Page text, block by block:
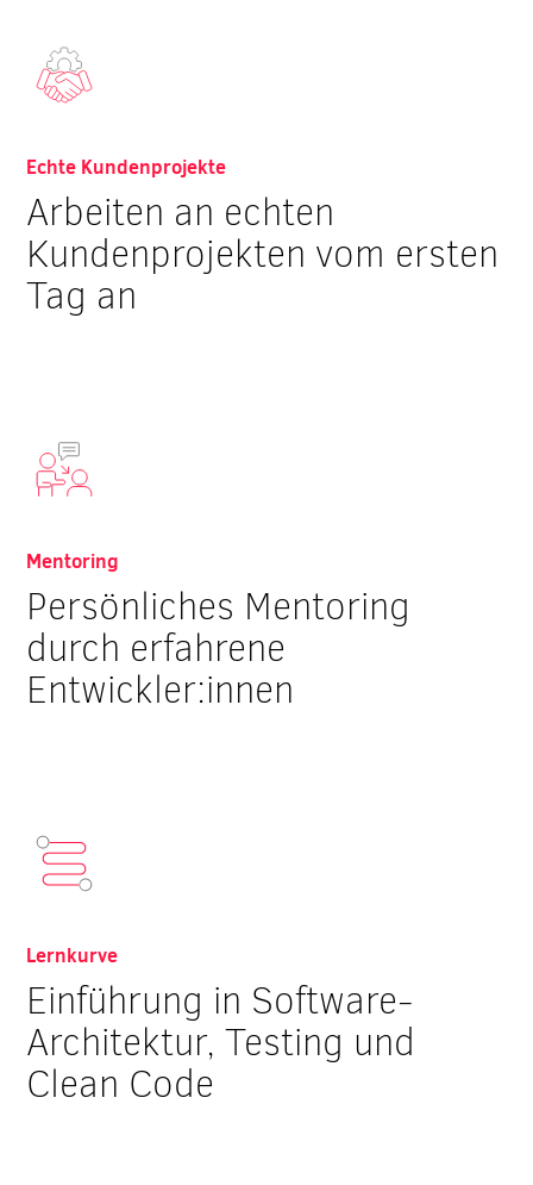
Echte Kundenprojekte
Arbeiten an echten
Kundenprojekten vom ersten
Tag an
Mentoring
Persönliches Mentoring
durch erfahrene
Entwickler:innen
Lernkurve
Einführung in Software-
Architektur, Testing und
Clean Code